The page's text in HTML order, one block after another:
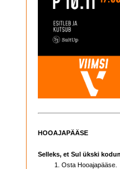
HOOAJAPÄÄSE
Selleks, et Sul ükski
Osta Hooajapääse.